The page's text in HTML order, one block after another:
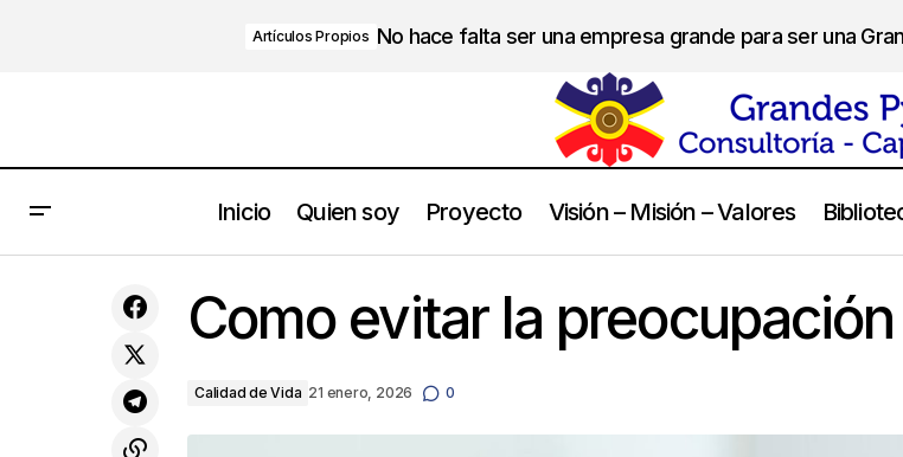
Artículos Propios No hace falta ser una empresa grande para ser una
Inicio Quien soy Proyecto Visión – Misión – Valores
billones de euros en Europa
Como evitar la
Como evitar la preocupación
Calidad de Vida 21 enero, 2026 0